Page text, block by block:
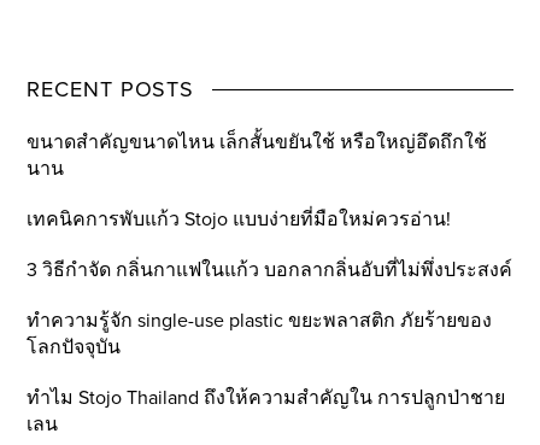
RECENT POSTS
ขนาดสำคัญขนาดไหน เล็กสั้นขยันใช้ หรือใหญ่อึดถึกใช้
นาน
เทคนิคการพับแก้ว Stojo แบบง่ายที่มือใหม่ควรอ่าน!
3 วิธีกำจัด กลิ่นกาแฟในแก้ว บอกลากลิ่นอับที่ไม่พึ่งประสงค์
ทำความรู้จัก single-use plastic ขยะพลาสติก ภัยร้ายของ
โลกปัจจุบัน
ทำไม Stojo Thailand ถึงให้ความสำคัญใน การปลูกป่าชาย
เลน